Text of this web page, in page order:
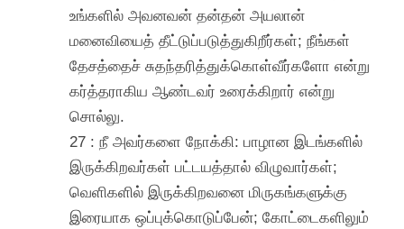
உங்களில் அவனவன் தன்தன் அயலான்
மனைவியைத் தீட்டுப்படுத்துகிறீர்கள்; நீங்கள்
தேசத்தைச் சுதந்தரித்துக்கொள்வீர்களோ என்று
கர்த்தராகிய ஆண்டவர் உரைக்கிறார் என்று
சொல்லு.
27 : நீ அவர்களை நோக்கி: பாழான இடங்களில்
இருக்கிறவர்கள் பட்டயத்தால் விழுவார்கள்;
வெளிகளில் இருக்கிறவனை மிருகங்களுக்கு
இரையாக ஒப்புக்கொடுப்பேன்; கோட்டைகளிலும்